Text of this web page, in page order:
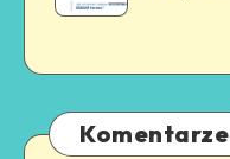
Komentarze